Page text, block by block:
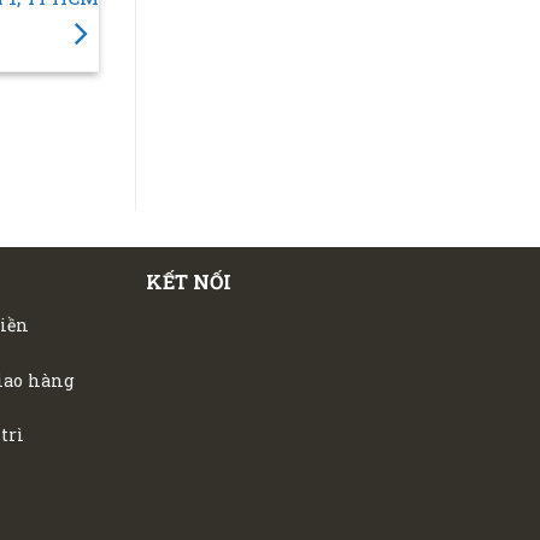
hàng
trì
KẾT NỐI